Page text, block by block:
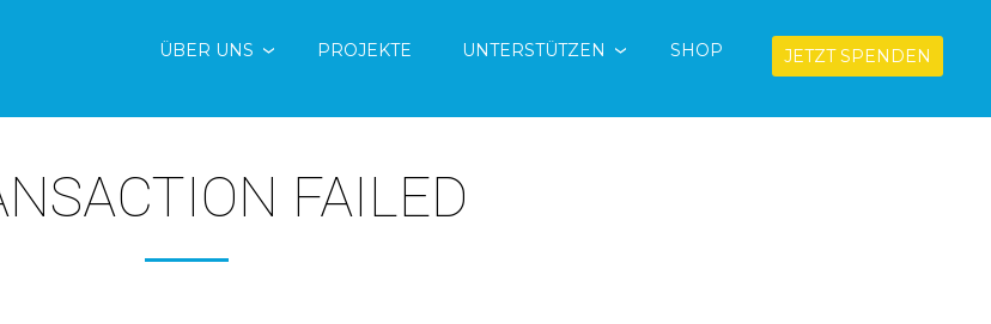
ÜBER UNS PROJEKTE UNTERSTÜTZEN SHOP JETZT SPENDEN
FAILED